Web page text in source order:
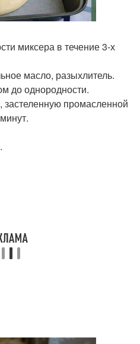
миксера в течение 3-х
масло, разыхлитель.
до однородности.
промасленной